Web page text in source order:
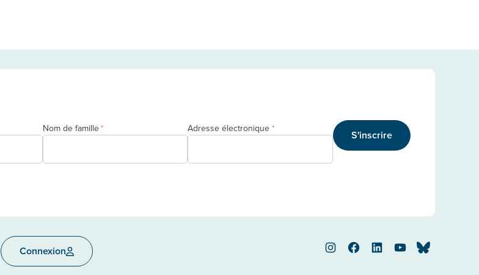
Nom de famille* Adresse électronique * S'inscrire
Connexion InstagramFacebook
LinkedInYouTubeBluesky